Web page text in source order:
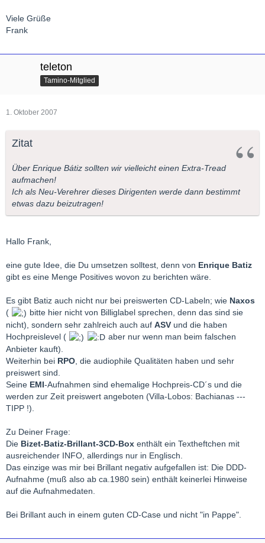
Viele Grüße
Frank
teleton
Tamino-Mitglied
1. Oktober 2007
Zitat
Über Enrique Bátiz sollten wir vielleicht einen Extra-Tread
aufmachen!
Ich als Neu-Verehrer dieses Dirigenten werde dann bestimmt
etwas dazu beizutragen!
Hallo Frank,
eine gute Idee, die Du umsetzen solltest, denn von Enrique Batiz
gibt es eine Menge Positives wovon zu berichten wäre.
Es gibt Batiz auch nicht nur bei preiswerten CD-Labeln; wie Naxos
(
bitte hier nicht von Billiglabel sprechen, denn das sind sie
nicht), sondern sehr zahlreich auch auf ASV und die haben
Hochpreislevel (
aber nur wenn man beim falschen
Anbieter kauft).
Weiterhin bei RPO, die audiophile Qualitäten haben und sehr
preiswert sind.
Seine EMI-Aufnahmen sind ehemalige Hochpreis-CD´s und die
werden zur Zeit preiswert angeboten (Villa-Lobos: Bachianas ---
TIPP !).
Zu Deiner Frage:
Die Bizet-Batiz-Brillant-3CD-Box enthält ein Textheftchen mit
ausreichender INFO, allerdings nur in Englisch.
Das einzige was mir bei Brillant negativ aufgefallen ist: Die DDD-
Aufnahme (muß also ab ca.1980 sein) enthält keinerlei Hinweise
auf die Aufnahmedaten.
Bei Brillant auch in einem guten CD-Case und nicht "in Pappe".